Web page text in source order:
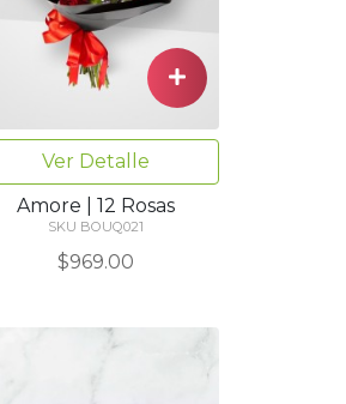
Ver Detalle
Amore | 12 Rosas
SKU BOUQ021
$969.00